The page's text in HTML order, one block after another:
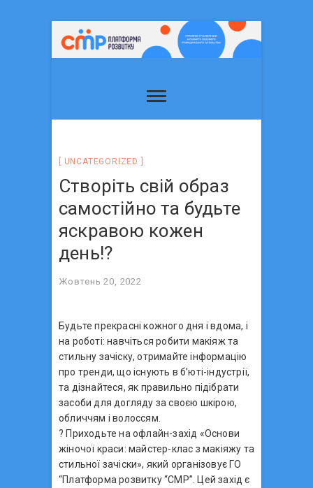
UNCATEGORIZED
Створіть свій образ
самостійно та будьте
яскравою кожен
день!?
Жовтень 20, 2022
Будьте прекрасні кожного дня і вдома, і
на роботі: навчіться робити макіяж та
стильну зачіску, отримайте інформацію
про тренди, що існують в б’юті-індустрії,
та дізнайтеся, як правильно підібрати
засоби для догляду за своєю шкірою,
обличчям і волоссям.
? Приходьте на офлайн-захід «Основи
жіночої краси: майстер-клас з макіяжу та
стильної зачіски», який організовує ГО
“Платформа розвитку “СМР”. Цей захід є